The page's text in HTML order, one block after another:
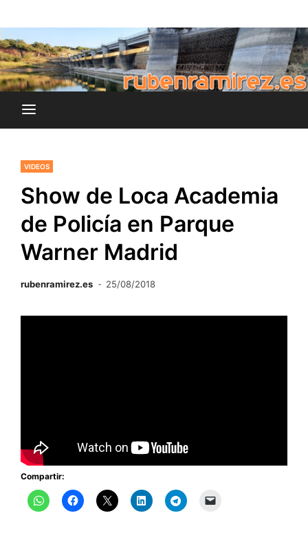
al
contenido
rubenramirez.es
VIDEOS
Show de Loca Academia
de Policía en Parque
Warner Madrid
rubenramirez.es 25/08/2018
Compartir: